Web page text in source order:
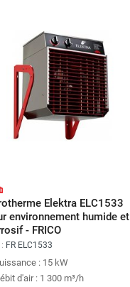
Elektra ELC1533
environnement humide et
- FRICO
FR ELC1533
: 15 kW
d'air : 1 300 m³/h